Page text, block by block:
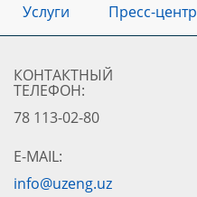
Услуги
Пресс-центр
КОНТАКТНЫЙ
ТЕЛЕФОН:
78 113-02-80
E-MAIL:
info@uzeng.uz